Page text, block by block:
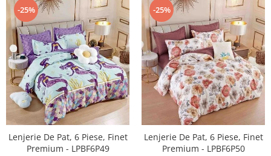
-25%
Lenjerie De Pat, 6 Piese, Finet
Premium - LPBF6P49
-25%
Lenjerie De Pat, 6 Piese, Finet
Premium - LPBF6P50